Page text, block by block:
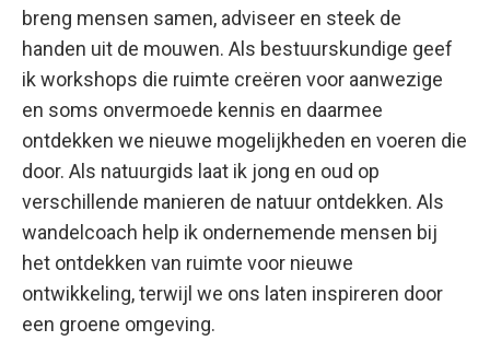
breng mensen samen, adviseer en steek de
handen uit de mouwen. Als bestuurskundige geef
ik workshops die ruimte creëren voor aanwezige
en soms onvermoede kennis en daarmee
ontdekken we nieuwe mogelijkheden en voeren die
door. Als natuurgids laat ik jong en oud op
verschillende manieren de natuur ontdekken. Als
wandelcoach help ik ondernemende mensen bij
het ontdekken van ruimte voor nieuwe
ontwikkeling, terwijl we ons laten inspireren door
een groene omgeving.